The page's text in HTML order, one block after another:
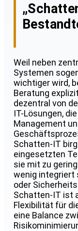
Weil neben
Systemen
wichtiger wird,
Beratung
dezentral von
IT-Lösungen,
Management
Schatten-IT
eingesetzten
sie mit zu
wenig integriert
oder
Schatten-IT ist
Flexibilität für
eine Balance